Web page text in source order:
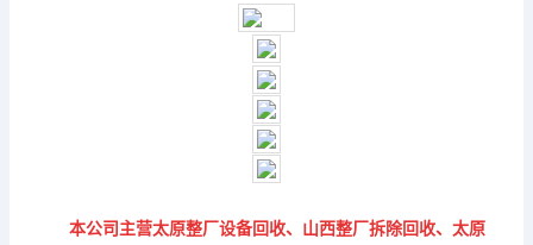
本公司主营太原整厂设备回收、山西整厂拆除回收、太原